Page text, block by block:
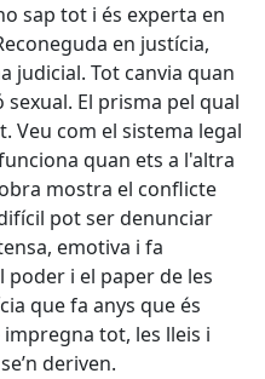
sap tot i és experta en
en justícia,
judicial. Tot canvia quan
El prisma pel qual
Veu com el sistema legal
quan ets a l'altra
mostra el conflicte
pot ser denunciar
emotiva i fa
i el paper de les
que fa anys que és
tot, les lleis i
deriven.